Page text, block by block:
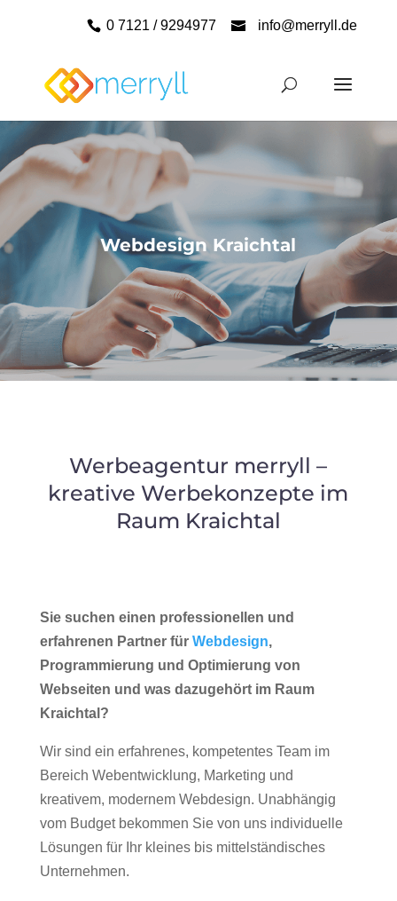
0 7121 / 9294977 info@merryll.de
Webdesign Kraichtal
Werbeagentur merryll –
kreative Werbekonzepte im
Raum Kraichtal
Sie suchen einen professionellen und
erfahrenen Partner für Webdesign,
Programmierung und Optimierung von
Webseiten und was dazugehört im Raum
Kraichtal?
Wir sind ein erfahrenes, kompetentes Team im
Bereich Webentwicklung, Marketing und
kreativem, modernem Webdesign. Unabhängig
vom Budget bekommen Sie von uns individuelle
Lösungen für Ihr kleines bis mittelständisches
Unternehmen.